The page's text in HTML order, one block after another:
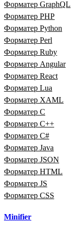
Форматер GraphQL
Форматер PHP
Форматер Python
Форматер Perl
Форматер Ruby
Форматер Angular
Форматер React
Форматер Lua
Форматер XAML
Форматер C
Форматер C++
Форматер C#
Форматер Java
Форматер JSON
Форматер HTML
Форматер JS
Форматер CSS
Minifier